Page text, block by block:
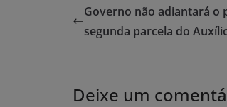
Governo não adiantará o
segunda parcela do
Deixe um